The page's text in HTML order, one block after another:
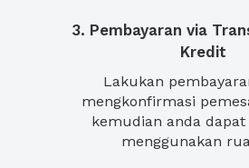
3. Pembayaran via
Kredit
Lakukan
mengkonfirmasi
kemudian anda
menggunakan